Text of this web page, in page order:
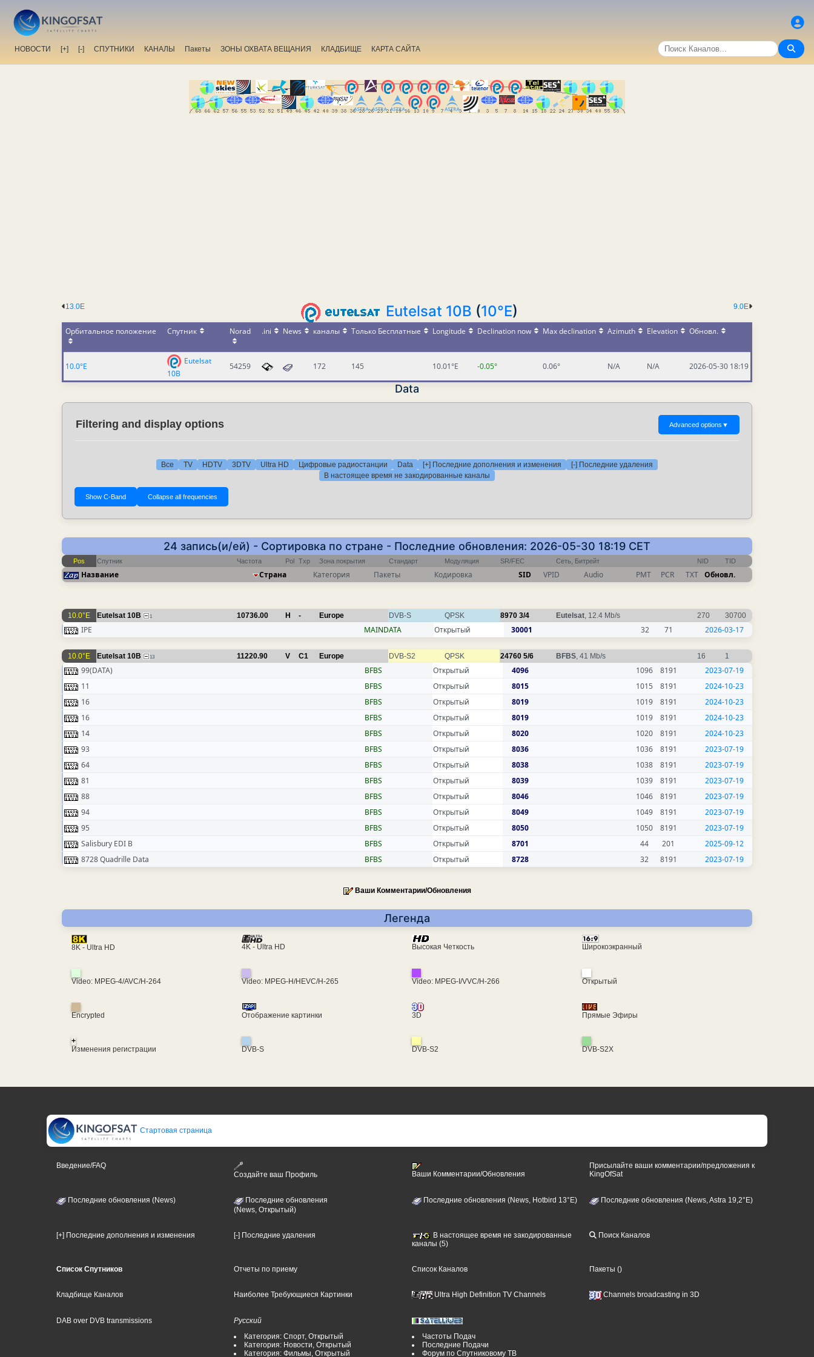
НОВОСТИ [+] [-] СПУТНИКИ КАНАЛЫ Пакеты ЗОНЫ ОХВАТА ВЕЩАНИЯ КЛАДБИЩЕ КАРТА САЙТА
9.0E
13.0E Eutelsat 10B (10°E)
Орбитальное положение Спутник Norad .ini News каналы Только Бесплатные Longitude Declination now Max declination Azimuth Elevation Обновл.
10.0°E
Eutelsat
10B
54259 172 145 10.01°E -0.05° 0.06° N/A N/A 2026-05-30 18:19
Data
Filtering and display options Advanced options ▼
Все TV HDTV 3DTV Ultra HD Цифровые радиостанции Data [+] Последние дополнения и изменения
[-] Последние удаления
В настоящее время не закодированные каналы
24 запись(и/ей) - Сортировка по стране - Последние обновления: 2026-05-30 18:19 CET
Pos Спутник Частота Pol Txp Зона покрытия Стандарт Модуляция SR/FEC Сеть, Битрейт NID TID
Название Страна Категория Пакеты Кодировка SID VPID Audio PMT PCR TXT Обновл.
10.0°E Eutelsat 10B 1 10736.00 H - Europe DVB-S QPSK 8970 3/4 Eutelsat , 12.4 Mb/s 270 30700
IPE MAINDATA Открытый 30001 32 71 2026-03-17
10.0°E Eutelsat 10B 13 11220.90 V C1 Europe DVB-S2 QPSK 24760 5/6 BFBS , 41 Mb/s 16 1
99(DATA) BFBS Открытый 4096 1096 8191
2023-07-19
11
BFBS Открытый 8015 1015 8191
2024-10-23
16
BFBS Открытый 8019 1019 8191
2024-10-23
16
BFBS Открытый 8019 1019 8191
2024-10-23
14
BFBS Открытый 8020 1020 8191
2024-10-23
93
BFBS Открытый 8036 1036 8191
2023-07-19
64
BFBS Открытый 8038 1038 8191
2023-07-19
81
BFBS Открытый 8039 1039 8191
2023-07-19
88
BFBS Открытый 8046 1046 8191
2023-07-19
94
BFBS Открытый 8049 1049 8191
2023-07-19
95
BFBS Открытый 8050 1050 8191
2023-07-19
Salisbury EDI B
BFBS Открытый 8701 44 201
2025-09-12
8728 Quadrille Data
BFBS Открытый 8728 32 8191 2023-07-19
Ваши Комментарии/Обновления
Легенда
8K - Ultra HD 4K - Ultra HD Высокая Четкость Широкоэкранный
Video: MPEG-4/AVC/H-264 Video: MPEG-H/HEVC/H-265 Video: MPEG-I/VVC/H-266 Открытый
Encrypted Отображение картинки 3D Прямые Эфиры
+
Изменения регистрации
DVB-S DVB-S2 DVB-S2X
Стартовая страница
Введение/FAQ
Создайте ваш Профиль
Ваши Комментарии/Обновления
Присылайте ваши комментарии/предложения к
KingOfSat
Последние обновления (News)
Последние обновления
(News, Открытый)
Последние обновления (News, Hotbird 13°E) Последние обновления (News, Astra 19,2°E)
[+] Последние дополнения и изменения [-] Последние удаления
В настоящее время не закодированные
каналы (5)
Поиск Каналов
Список Спутников Отчеты по приему Список Каналов Пакеты ()
Кладбище Каналов Наиболее Требующиеся Картинки Ultra High Definition TV Channels Channels broadcasting in 3D
DAB over DVB transmissions
Русский
Категория: Спорт, Открытый
Категория: Новости, Открытый
Категория: Фильмы, Открытый
Частоты Подач
Последние Подачи
Форум по Спутниковому ТВ